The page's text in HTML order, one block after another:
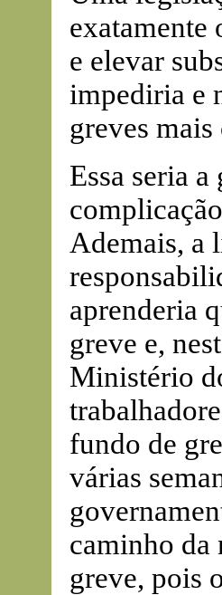
exatamente
e elevar
impediria e
greves mais
Essa seria
Ademais, a
aprenderia
greve e,
Ministério
fundo de
várias
caminho da
greve, pois